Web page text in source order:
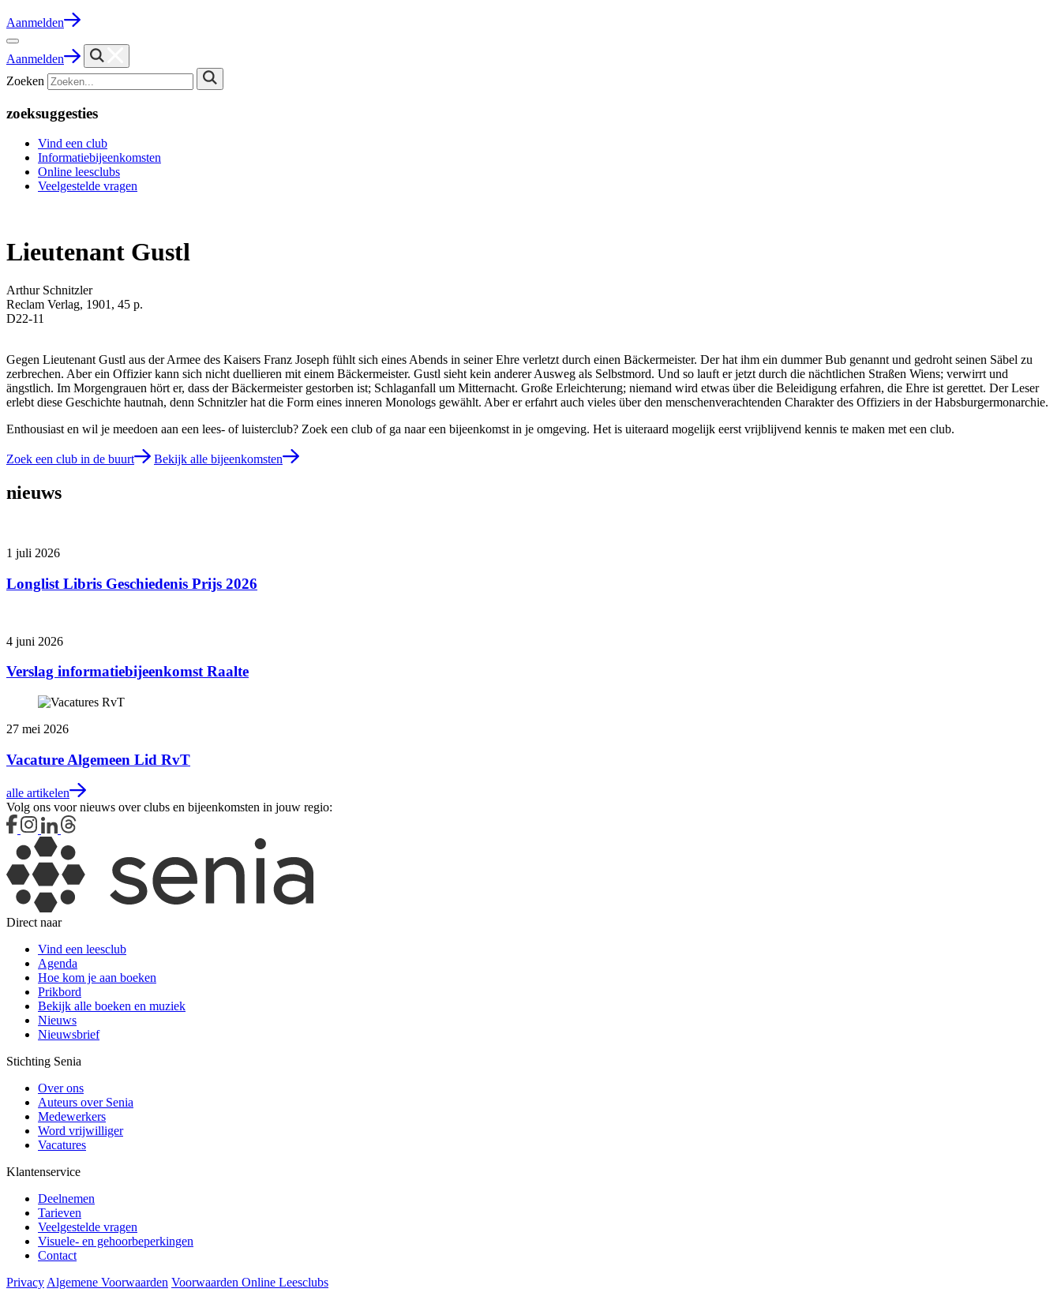
Aanmelden
Aanmelden
Zoeken
zoeksuggesties
Vind een club
Informatiebijeenkomsten
Online leesclubs
Veelgestelde vragen
Lieutenant Gustl
Arthur Schnitzler
Reclam Verlag, 1901, 45 p.
D22-11
Gegen Lieutenant Gustl aus der Armee des Kaisers Franz Joseph fühlt sich eines Abends in seiner Ehre verletzt durch einen Bäckermeister. Der hat ihm ein dummer Bub genannt und gedroht seinen Säbel zu
zerbrechen. Aber ein Offizier kann sich nicht duellieren mit einem Bäckermeister. Gustl sieht kein anderer Ausweg als Selbstmord. Und so lauft er jetzt durch die nächtlichen Straßen Wiens; verwirrt und
ängstlich. Im Morgengrauen hört er, dass der Bäckermeister gestorben ist; Schlaganfall um Mitternacht. Große Erleichterung; niemand wird etwas über die Beleidigung erfahren, die Ehre ist gerettet. Der Leser
erlebt diese Geschichte hautnah, denn Schnitzler hat die Form eines inneren Monologs gewählt. Aber er erfahrt auch vieles über den menschenverachtenden Charakter des Offiziers in der Habsburgermonarchie.
Enthousiast en wil je meedoen aan een lees- of luisterclub? Zoek een club of ga naar een bijeenkomst in je omgeving. Het is uiteraard mogelijk eerst vrijblijvend kennis te maken met een club.
Zoek een club in de buurt Bekijk alle bijeenkomsten
nieuws
1 juli 2026
Longlist Libris Geschiedenis Prijs 2026
4 juni 2026
Verslag informatiebijeenkomst Raalte
27 mei 2026
Vacature Algemeen Lid RvT
alle artikelen
Volg ons voor nieuws over clubs en bijeenkomsten in jouw regio:
Direct naar
Vind een leesclub
Agenda
Hoe kom je aan boeken
Prikbord
Bekijk alle boeken en muziek
Nieuws
Nieuwsbrief
Stichting Senia
Over ons
Auteurs over Senia
Medewerkers
Word vrijwilliger
Vacatures
Klantenservice
Deelnemen
Tarieven
Veelgestelde vragen
Visuele- en gehoorbeperkingen
Contact
PrivacyAlgemene Voorwaarden Voorwaarden Online Leesclubs